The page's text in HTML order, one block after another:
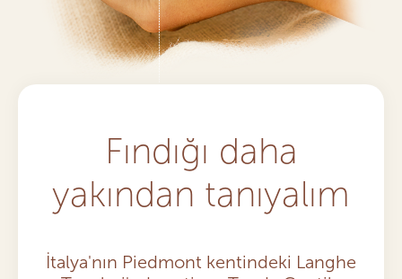
Fındığı daha
yakından tanıyalım
İtalya'nın Piedmont kentindeki Langhe